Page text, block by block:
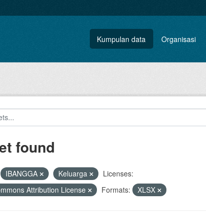
Kumpulan data Organisasi
found
IBANGGA Keluarga
Licenses:
Attribution License
Formats: XLSX